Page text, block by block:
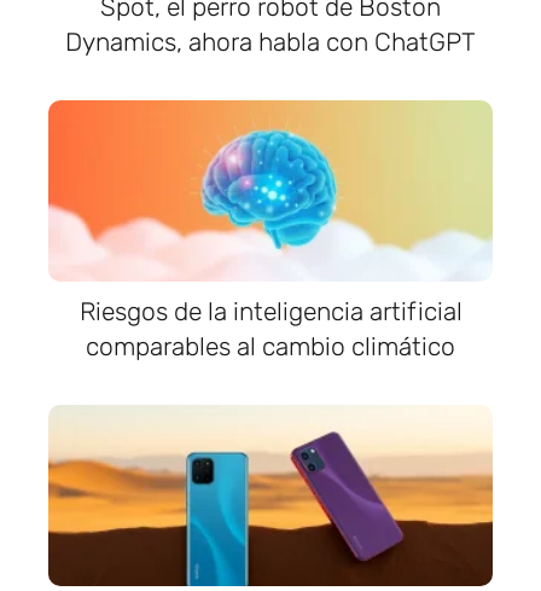
Spot, el perro robot de Boston
Dynamics, ahora habla con ChatGPT
Riesgos de la inteligencia artificial
comparables al cambio climático